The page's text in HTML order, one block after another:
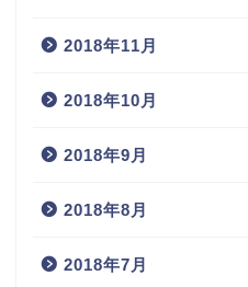
2018年11月
2018年10月
2018年9月
2018年8月
2018年7月